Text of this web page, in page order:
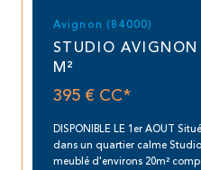
Avignon (84000)
STUDIO
M²
395 € CC*
DISPONIBLE LE 1er AOUT
dans un quartier calme
meublé d'environs 20m²